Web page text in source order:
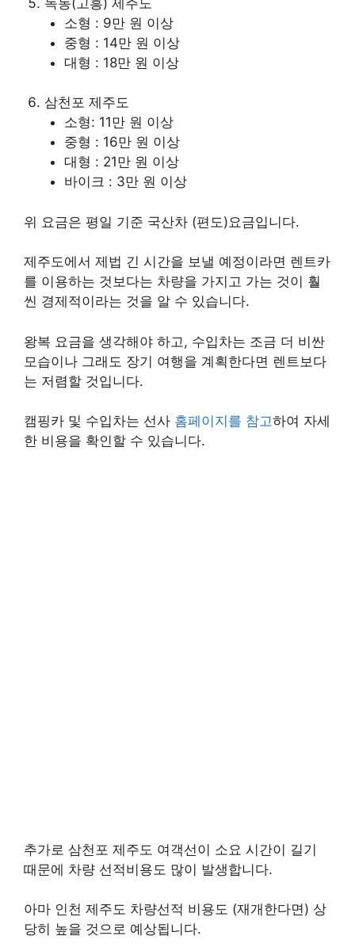
소형 : 9만 원 이상
중형 : 14만 원 이상
대형 : 18만 원 이상
삼천포 제주도
소형: 11만 원 이상
중형 : 16만 원 이상
대형 : 21만 원 이상
바이크 : 3만 원 이상
위 요금은 평일 기준 국산차 (편도)요금입니다.
제주도에서 제법 긴 시간을 보낼 예정이라면 렌트카
를 이용하는 것보다는 차량을 가지고 가는 것이 훨
씬 경제적이라는 것을 알 수 있습니다.
왕복 요금을 생각해야 하고, 수입차는 조금 더 비싼
모습이나 그래도 장기 여행을 계획한다면 렌트보다
는 저렴할 것입니다.
캠핑카 및 수입차는 선사 홈페이지를 참고하여 자세
한 비용을 확인할 수 있습니다.
추가로 삼천포 제주도 여객선이 소요 시간이 길기
때문에 차량 선적비용도 많이 발생합니다.
아마 인천 제주도 차량선적 비용도 (재개한다면) 상
당히 높을 것으로 예상됩니다.